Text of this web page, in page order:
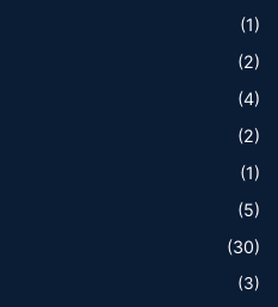
(1)
(2)
(4)
(2)
(1)
(5)
(30)
(3)